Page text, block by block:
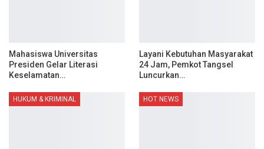
Mahasiswa Universitas
Presiden Gelar Literasi
Keselamatan…
Layani Kebutuhan Masyarakat
24 Jam, Pemkot Tangsel
Luncurkan…
HUKUM & KRIMINAL HOT NEWS